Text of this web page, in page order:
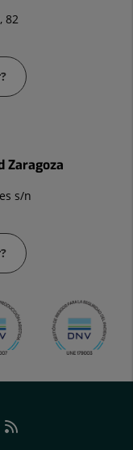
82
Zaragoza
s/n
Feed